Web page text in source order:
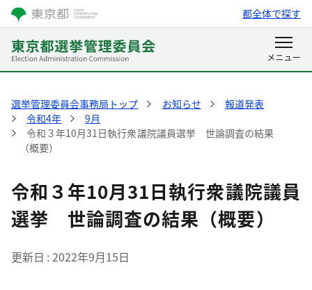
都全体で探す
選挙管理委員会事務局トップ お知らせ
報道発表
令和4年
9月
令和３年10月31日執行衆議院議員選挙 世論調査の結果
（概要）
令和３年10月31日執行衆議院議員
選挙 世論調査の結果（概要）
更新日 2022年9月15日